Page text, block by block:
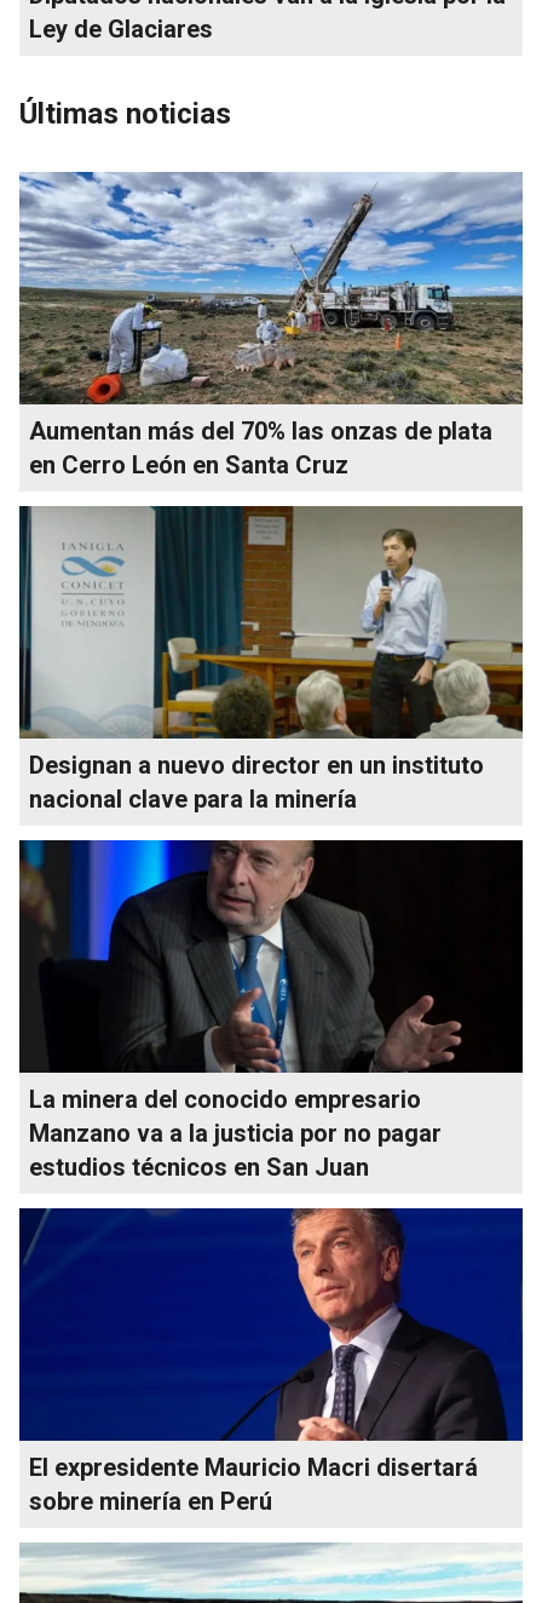
Ley de Glaciares
Últimas noticias
Aumentan más del 70% las onzas de plata
en Cerro León en Santa Cruz
Designan a nuevo director en un instituto
nacional clave para la minería
La minera del conocido empresario
Manzano va a la justicia por no pagar
estudios técnicos en San Juan
El expresidente Mauricio Macri disertará
sobre minería en Perú